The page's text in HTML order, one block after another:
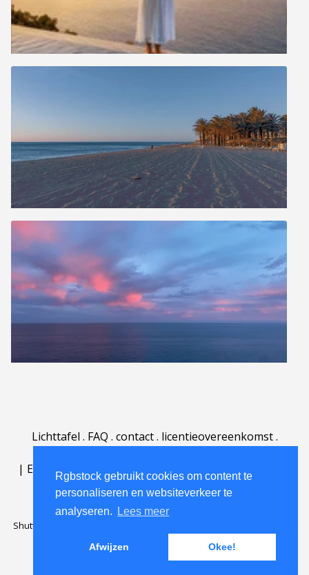
Rgbstock gebruikt cookies om content te
personaliseren en websiteverkeer te
analyseren.
Lees meer
Afwijzen Okee!
Lichttafel . FAQ . contact. licentieovereenkomst.
| English | Deutsch Español | Português
Nederlands|
Shutterstock official partner of Rgbstock
Rgbstock